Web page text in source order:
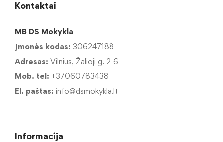
Kontaktai
MB DS Mokykla
Įmonės kodas: 306247188
Adresas: Vilnius, Žalioji g. 2-6
Mob. tel: +37060783438
El. paštas: info@dsmokykla.lt
Informacija